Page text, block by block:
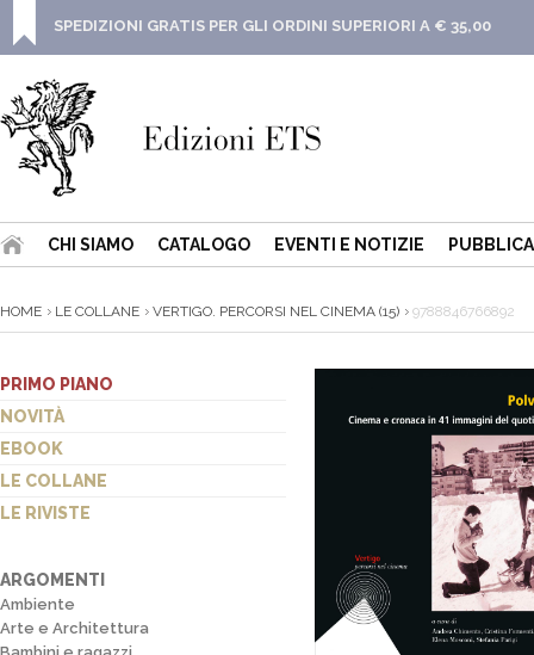
SPEDIZIONI GRATIS PER GLI ORDINI SUPERIORI A € 35,00
CHI SIAMO CATALOGO EVENTI E NOTIZIE
HOME LE COLLANE VERTIGO. PERCORSI NEL CINEMA (15) 9788846766892
PRIMO PIANO
NOVITÀ
EBOOK
LE COLLANE
LE RIVISTE
ARGOMENTI
Ambiente
Arte e Architettura